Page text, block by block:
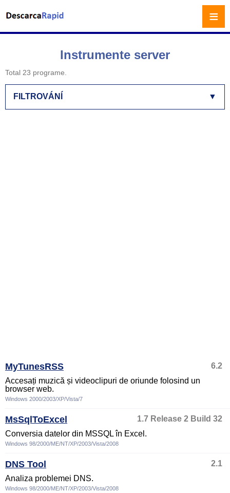
Instrumente server
Total 23 programe.
▼
FILTROVÁNÍ
MyTunesRSS
6.2
Accesați muzică și videoclipuri de oriunde folosind un
browser web.
Windows 2000/2003/XP/Vista/7
MsSqlToExcel
1.7 Release 2 Build 32
Conversia datelor din MSSQL în Excel.
Windows 98/2000/ME/NT/XP/2003/Vista/2008
DNS Tool
2.1
Analiza problemei DNS.
Windows 98/2000/ME/NT/XP/2003/Vista/2008
≡